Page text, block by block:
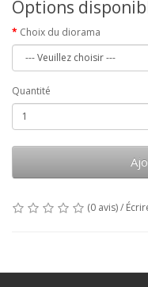
Options
Choix du diorama
Quantité
(0 avis)/